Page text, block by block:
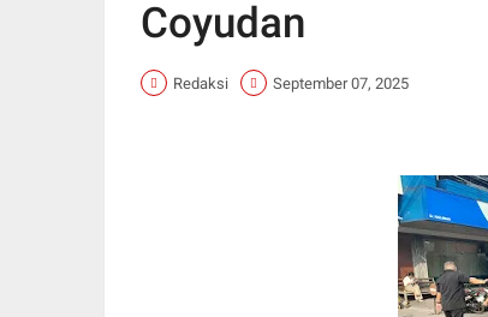
Coyudan
Redaksi September 07, 2025